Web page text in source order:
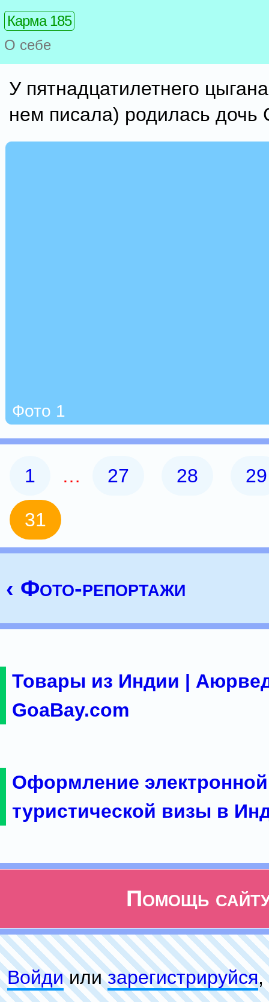
Карма 185
О себе
У пятнадцатилетнего
нем писала) родилась дочь
Фото 1
1 … 27 28 29
31
‹ Фото-репортажи
Товары из Индии |
GoaBay.com
Оформление электронной
туристической визы в
Помощь
Войдиилизарeгиcтpируйся,